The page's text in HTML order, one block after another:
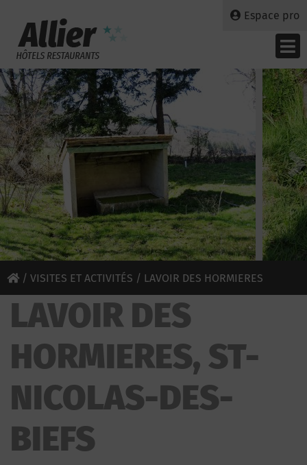
Espace pro
/ VISITES ET ACTIVITÉS / LAVOIR DES HORMIERES
LAVOIR DES
HORMIERES, ST-
NICOLAS-DES-
BIEFS